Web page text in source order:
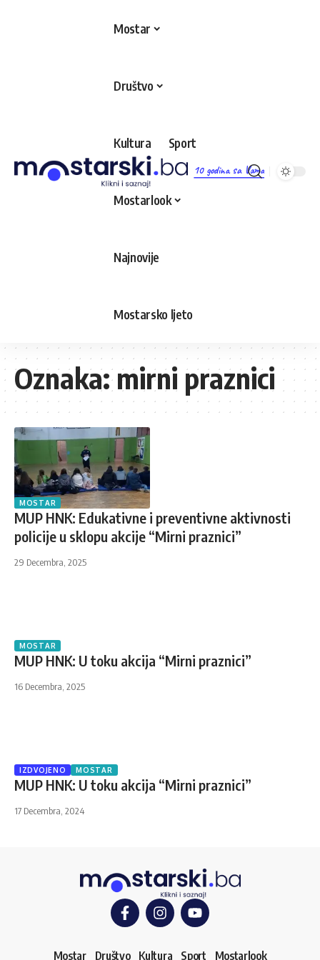
10 godina sa Vama
Mostar
Društvo
Kultura Sport
Mostarlook
Najnovije
Mostarsko ljeto
Oznaka:mirni praznici
MOSTAR
MUP HNK: Edukativne i preventivne aktivnosti
policije u sklopu akcije “Mirni praznici”
29 Decembra, 2025
MOSTAR
MUP HNK: U toku akcija “Mirni praznici”
16 Decembra, 2025
IZDVOJENO MOSTAR
MUP HNK: U toku akcija “Mirni praznici”
17 Decembra, 2024
Mostar Društvo Kultura Sport Mostarlook